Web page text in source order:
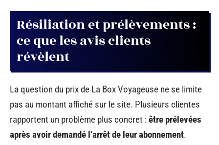
Résiliation et prélèvements :
ce que les avis clients
révèlent
La question du prix de La Box Voyageuse ne se limite
pas au montant affiché sur le site. Plusieurs clientes
rapportent un problème plus concret :être prélevées
après avoir demandé l’arrêt de leur abonnement.